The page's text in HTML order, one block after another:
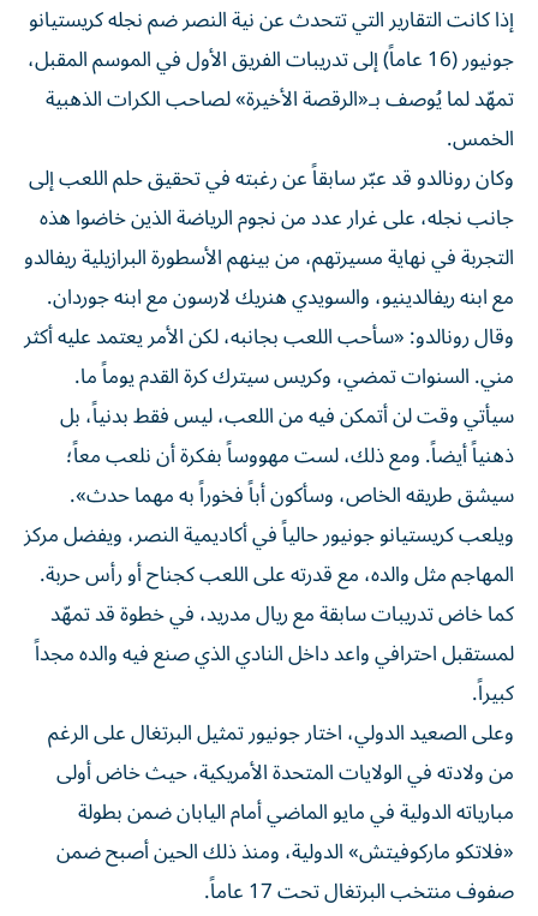
إذا كانت التقارير التي تتحدث عن نية النصر ضم نجله كريستيانو
جونيور (16 عاماً) إلى تدريبات الفريق الأول في الموسم المقبل،
تمهّد لما يُوصف بـ«الرقصة الأخيرة» لصاحب الكرات الذهبية
الخمس.
وكان رونالدو قد عبّر سابقاً عن رغبته في تحقيق حلم اللعب إلى
جانب نجله، على غرار عدد من نجوم الرياضة الذين خاضوا هذه
التجربة في نهاية مسيرتهم، من بينهم الأسطورة البرازيلية ريفالدو
مع ابنه ريفالدينيو، والسويدي هنريك لارسون مع ابنه جوردان.
وقال رونالدو: «سأحب اللعب بجانبه، لكن الأمر يعتمد عليه أكثر
مني. السنوات تمضي، وكريس سيترك كرة القدم يوماً ما.
سيأتي وقت لن أتمكن فيه من اللعب، ليس فقط بدنياً، بل
ذهنياً أيضاً. ومع ذلك، لست مهووساً بفكرة أن نلعب معاً؛
سيشق طريقه الخاص، وسأكون أباً فخوراً به مهما حدث».
ويلعب كريستيانو جونيور حالياً في أكاديمية النصر، ويفضل مركز
المهاجم مثل والده، مع قدرته على اللعب كجناح أو رأس حربة.
كما خاض تدريبات سابقة مع ريال مدريد، في خطوة قد تمهّد
لمستقبل احترافي واعد داخل النادي الذي صنع فيه والده مجداً
كبيراً.
وعلى الصعيد الدولي، اختار جونيور تمثيل البرتغال على الرغم
من ولادته في الولايات المتحدة الأمريكية، حيث خاض أولى
مبارياته الدولية في مايو الماضي أمام اليابان ضمن بطولة
«فلاتكو ماركوفيتش» الدولية، ومنذ ذلك الحين أصبح ضمن
صفوف منتخب البرتغال تحت 17 عاماً.